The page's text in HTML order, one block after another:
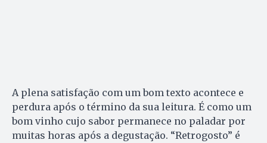
A plena satisfação com um bom texto acontece e
perdura após o término da sua leitura. É como um
bom vinho cujo sabor permanece no paladar por
muitas horas após a degustação. “Retrogosto” é